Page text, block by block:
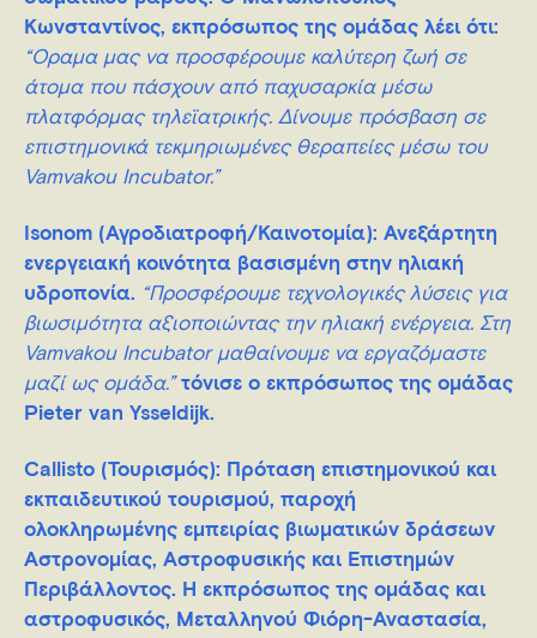
Κωνσταντίνος, εκπρόσωπος της ομάδας λέει ότι:
“Όραμα μας να προσφέρουμε καλύτερη ζωή σε
άτομα που πάσχουν από παχυσαρκία μέσω
πλατφόρμας τηλεϊατρικής. Δίνουμε πρόσβαση σε
επιστημονικά τεκμηριωμένες θεραπείες μέσω του
Vamvakou Incubator.”
Isonom (Αγροδιατροφή/Καινοτομία): Ανεξάρτητη
ενεργειακή κοινότητα βασισμένη στην ηλιακή
υδροπονία. “Προσφέρουμε τεχνολογικές λύσεις για
βιωσιμότητα αξιοποιώντας την ηλιακή ενέργεια. Στη
Vamvakou Incubator μαθαίνουμε να εργαζόμαστε
μαζί ως ομάδα.”τόνισε ο εκπρόσωπος της ομάδας
Pieter van Ysseldijk.
Callisto (Τουρισμός): Πρόταση επιστημονικού και
εκπαιδευτικού τουρισμού, παροχή
ολοκληρωμένης εμπειρίας βιωματικών δράσεων
Αστρονομίας, Αστροφυσικής και Επιστημών
Περιβάλλοντος. H εκπρόσωπος της ομάδας και
αστροφυσικός, Μεταλληνού Φιόρη-Αναστασία,